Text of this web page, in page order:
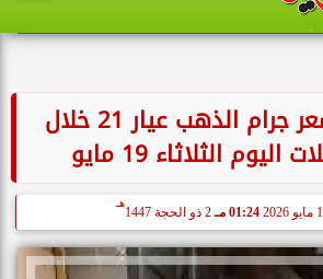
تعرف علي سعر جرام الذهب عيار 21 خلال
الثلاثاء 19 مايو
01:24 مـ 2 ذو الحجة 1447
هـ